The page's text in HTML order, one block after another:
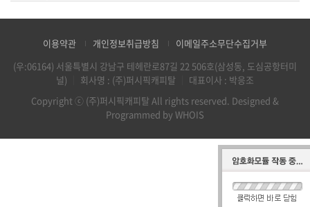
이용약관 개인정보취급방침
이메일주소무단수집거부
(우:06164) 서울특별시 강남구 테헤란로87길 22 506호(삼성동, 도심공항터미
널)
회사명 : (주)퍼시픽캐피탈
대표이사 : 박응조
Copyright ⓒ (주)퍼시픽캐피탈 All rights reserved. Designed &
Programmed by WHOIS